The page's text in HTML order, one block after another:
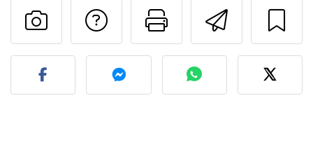
Imprimer
Poser une
Publier votre photo de